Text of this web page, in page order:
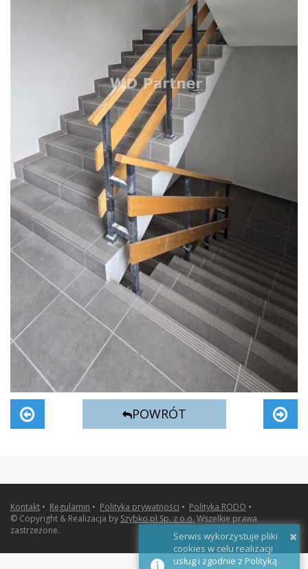
POWRÓT
Kontakt • Regulamin • Polityka prywatności • Polityka RODO •
© Copyright & Realizacja by Szybko.pl Sp. z o.o. Wszelkie prawa
zastrzeżone.
×
Serwis wykorzystuje pliki
cookies w celu realizacji
usług i zgodnie z Polityką